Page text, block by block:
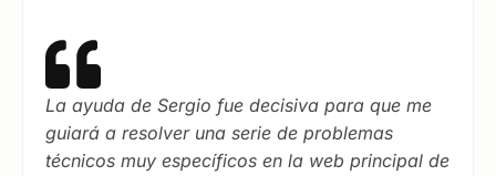
La ayuda de Sergio fue decisiva para que me
guiará a resolver una serie de problemas
técnicos muy específicos en la web principal de